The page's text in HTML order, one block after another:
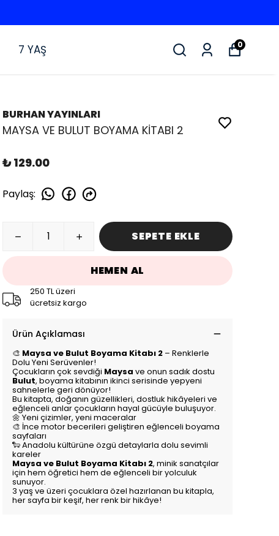
7 YAŞ 0
BURHAN YAYINLARI
MAYSA VE BULUT BOYAMA KİTABI 2
₺ 129.00
Paylaş:
SEPETE EKLE
HEMEN AL
250 TL üzeri
ücretsiz kargo
Ürün Açıklaması
🎨 Maysa ve Bulut Boyama Kitabı 2 – Renklerle
Dolu Yeni Serüvenler!
Çocukların çok sevdiği Maysa ve onun sadık dostu
Bulut, boyama kitabının ikinci serisinde yepyeni
sahnelerle geri dönüyor!
Bu kitapta, doğanın güzellikleri, dostluk hikâyeleri ve
eğlenceli anlar çocukların hayal gücüyle buluşuyor.
🌼 Yeni çizimler, yeni maceralar
🎨 İnce motor becerileri geliştiren eğlenceli boyama
sayfaları
🐑 Anadolu kültürüne özgü detaylarla dolu sevimli
kareler
Maysa ve Bulut Boyama Kitabı 2, minik sanatçılar
için hem öğretici hem de eğlenceli bir yolculuk
sunuyor.
3 yaş ve üzeri çocuklara özel hazırlanan bu kitapla,
her sayfa bir keşif, her renk bir hikâye!